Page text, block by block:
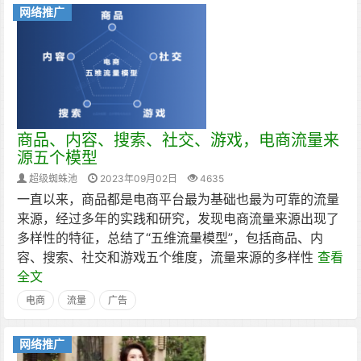
网络推广
商品、内容、搜索、社交、游戏，电商流量来
源五个模型
超级蜘蛛池 2023年09月02日 4635
一直以来，商品都是电商平台最为基础也最为可靠的流量
来源，经过多年的实践和研究，发现电商流量来源出现了
多样性的特征，总结了“五维流量模型”，包括商品、内
容、搜索、社交和游戏五个维度，流量来源的多样性 查看
全文
电商 流量 广告
网络推广